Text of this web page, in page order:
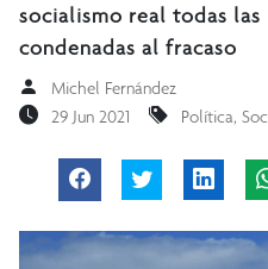
socialismo real todas las
condenadas al fracaso
Michel Fernández
29 Jun 2021
Política,